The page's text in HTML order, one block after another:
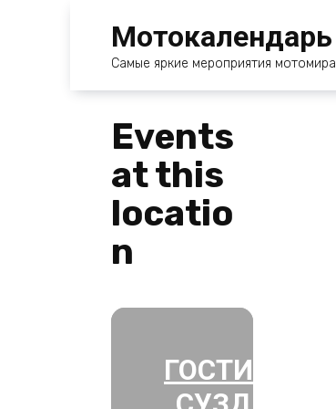
Мотокалендарь
Самые яркие мероприятия мотомира
Events
at this
locatio
n
ГОСТИНИЦА